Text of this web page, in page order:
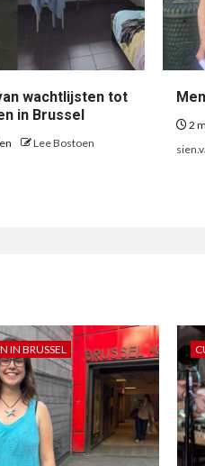
wachtlijsten tot
in Brussel
Lee Bostoen
2
IN BRUSSEL